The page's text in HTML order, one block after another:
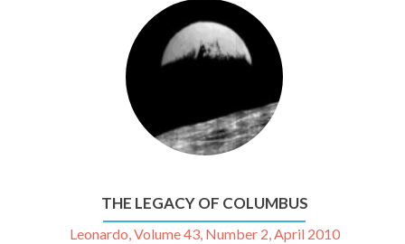
THE LEGACY OF COLUMBUS
Leonardo, Volume 43, Number 2, April 2010